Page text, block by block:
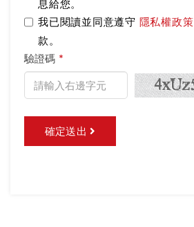
息給您。
我已閱讀並同意遵守 隱私權政策
款。
驗證碼 *
確定送出